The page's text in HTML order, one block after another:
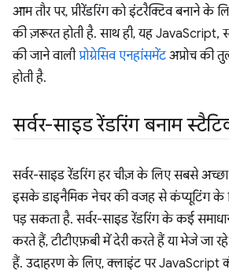
आम तौर पर, प्रीरेंडरिंग को इंटरैक्टिव बनाने के
की ज़रूरत होती है. साथ ही, यह JavaScript,
की जाने वालीप्रोग्रेसिव एनहांसमेंटअप्रोच की
होती है.
सर्वर-साइड रेंडरिंग बनाम
सर्वर-साइड रेंडरिंग हर चीज़ के लिए सबसे अच्छा
इसके डाइनैमिक नेचर की वजह से कंप्यूटिंग के
पड़ सकता है. सर्वर-साइड रेंडरिंग के कई
करते हैं, टीटीएफ़बी में देरी करते हैं या भेजे जा
हैं. उदाहरण के लिए, क्लाइंट पर JavaScript